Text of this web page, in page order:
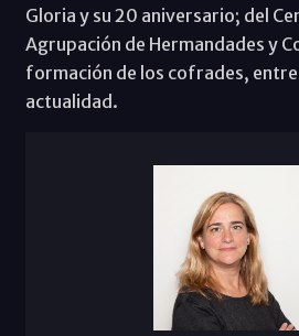
Gloria y su 20 aniversario; del
Agrupación de Hermandades y
formación de los cofrades,
actualidad.